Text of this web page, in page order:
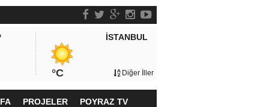
İSTANBUL
°C Diğer İller
PROJELER POYRAZ TV